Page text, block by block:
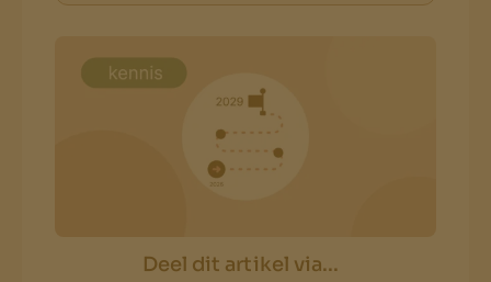
Deel dit artikel via...